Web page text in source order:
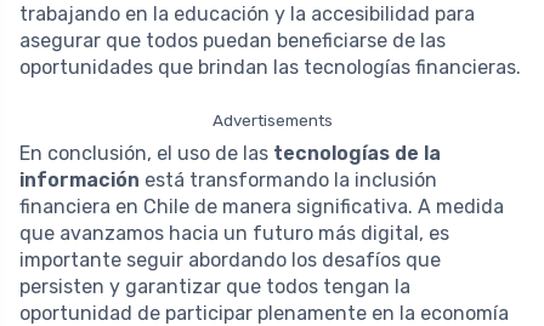
trabajando en la educación y la accesibilidad para
asegurar que todos puedan beneficiarse de las
oportunidades que brindan las tecnologías financieras.
Advertisements
En conclusión, el uso de las tecnologías de la
información está transformando la inclusión
financiera en Chile de manera significativa. A medida
que avanzamos hacia un futuro más digital, es
importante seguir abordando los desafíos que
persisten y garantizar que todos tengan la
oportunidad de participar plenamente en la economía